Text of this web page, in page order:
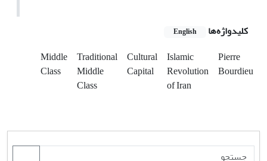
کلیدواژه‌ها English
Middle
Class
Traditional
Middle
Class
Cultural
Capital
Islamic
Revolution
of Iran
Pierre
Bourdieu